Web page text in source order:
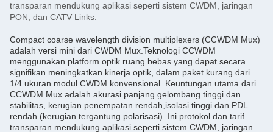
transparan mendukung aplikasi seperti sistem CWDM, jaringan
PON, dan CATV Links.
Compact coarse wavelength division multiplexers (CCWDM Mux)
adalah versi mini dari CWDM Mux.Teknologi CCWDM
menggunakan platform optik ruang bebas yang dapat secara
signifikan meningkatkan kinerja optik, dalam paket kurang dari
1/4 ukuran modul CWDM konvensional. Keuntungan utama dari
CCWDM Mux adalah akurasi panjang gelombang tinggi dan
stabilitas, kerugian penempatan rendah,isolasi tinggi dan PDL
rendah (kerugian tergantung polarisasi). Ini protokol dan tarif
transparan mendukung aplikasi seperti sistem CWDM, jaringan